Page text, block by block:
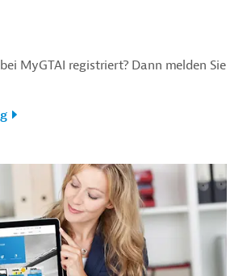
MyGTAI registriert? Dann melden Sie